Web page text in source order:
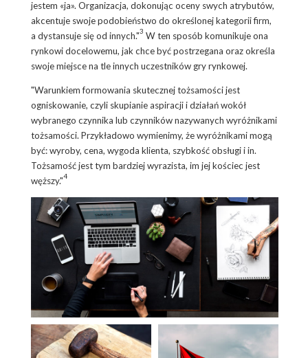
jestem «ja». Organizacja, dokonując oceny swych atrybutów,
akcentuje swoje podobieństwo do określonej kategorii firm,
a dystansuje się od innych."3 W ten sposób komunikuje ona
rynkowi docelowemu, jak chce być postrzegana oraz określa
swoje miejsce na tle innych uczestników gry rynkowej.
"Warunkiem formowania skutecznej tożsamości jest
ogniskowanie, czyli skupianie aspiracji i działań wokół
wybranego czynnika lub czynników nazywanych wyróżnikami
tożsamości. Przykładowo wymienimy, że wyróżnikami mogą
być: wyroby, cena, wygoda klienta, szybkość obsługi i in.
Tożsamość jest tym bardziej wyrazista, im jej kościec jest
węższy."4